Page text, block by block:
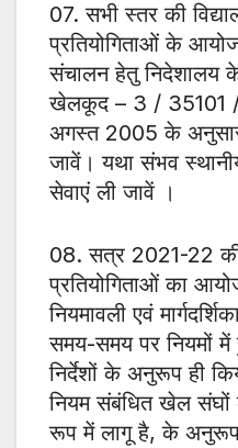
07. सभी स्तर की
प्रतियोगिताओं के
संचालन हेतु निदेशालय
खेलकूद – 3 / 35101
अगस्त 2005 के अनुसार
जावें। यथा संभव
सेवाएं ली जावें ।
08. सत्र 2021-22
प्रतियोगिताओं का
नियमावली एवं
समय-समय पर नियमों
निर्देशों के अनुरूप ही
नियम संबंधित खेल संघों
रूप में लागू है, के अनुरूप